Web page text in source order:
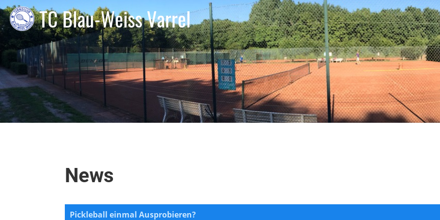
TC Blau-Weiss Varrel
News
Pickleball einmal Ausprobieren?